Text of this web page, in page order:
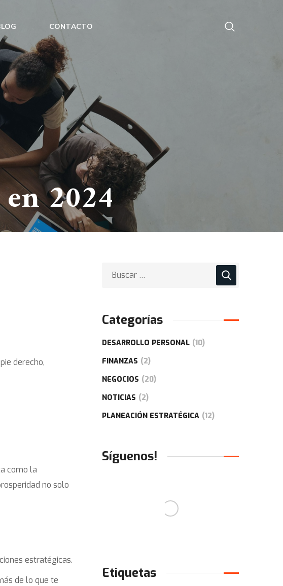
CONTACTO
2024
derecho,
como la
no solo
estratégicas.
de lo que te
Categorías
DESARROLLO PERSONAL (10)
FINANZAS (2)
NEGOCIOS (20)
NOTICIAS (2)
PLANEACIÓN ESTRATÉGICA (12)
Síguenos!
Etiquetas